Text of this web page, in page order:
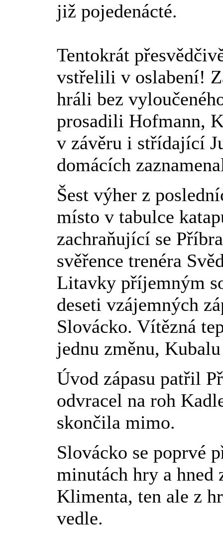
již pojedenácté.
Tentokrát
vstřelili v oslabení!
hráli bez
prosadili Hofmann,
v závěru i střídající
domácích
Šest výher z
místo v tabulce
zachraňující se
svěřence trenéra
Litavky příjemným
deseti vzájemných
Slovácko. Vítězná
jednu změnu,
Úvod zápasu patřil
odvracel na roh
skončila mimo.
Slovácko se poprvé
minutách hry a hned
Klimenta, ten ale z
vedle.